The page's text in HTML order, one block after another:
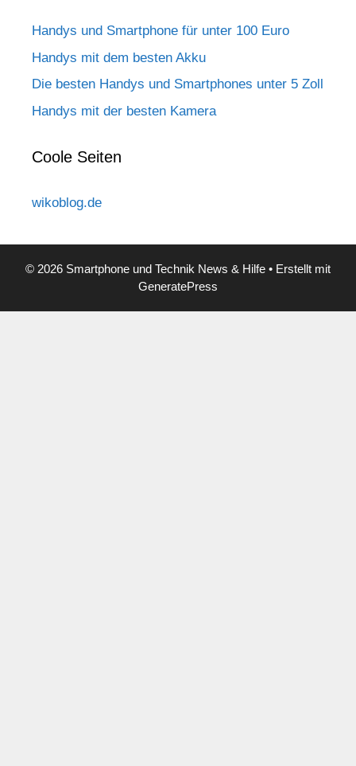
Handys und Smartphone für unter 100 Euro
Handys mit dem besten Akku
Die besten Handys und Smartphones unter 5 Zoll
Handys mit der besten Kamera
Coole Seiten
wikoblog.de
© 2026 Smartphone und Technik News & Hilfe • Erstellt mit
GeneratePress